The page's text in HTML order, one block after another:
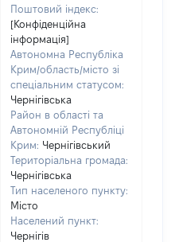
Поштовий індекс:
[Конфіденційна
інформація]
Автономна Республіка
Крим/область/місто зі
спеціальним статусом:
Чернігівська
Район в області та
Автономній Республіці
Крим: Чернігівський
Територіальна громада:
Чернігівська
Тип населеного пункту:
Місто
Населений пункт:
Чернігів